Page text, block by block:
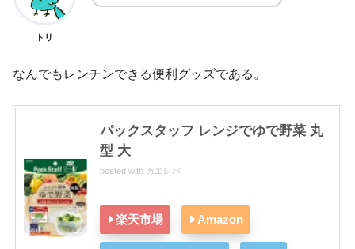
トリ
なんでもレンチンできる便利グッズである。
パックスタッフ レンジでゆで野菜 丸
型 大
posted with カエレバ
楽天市場 Amazon